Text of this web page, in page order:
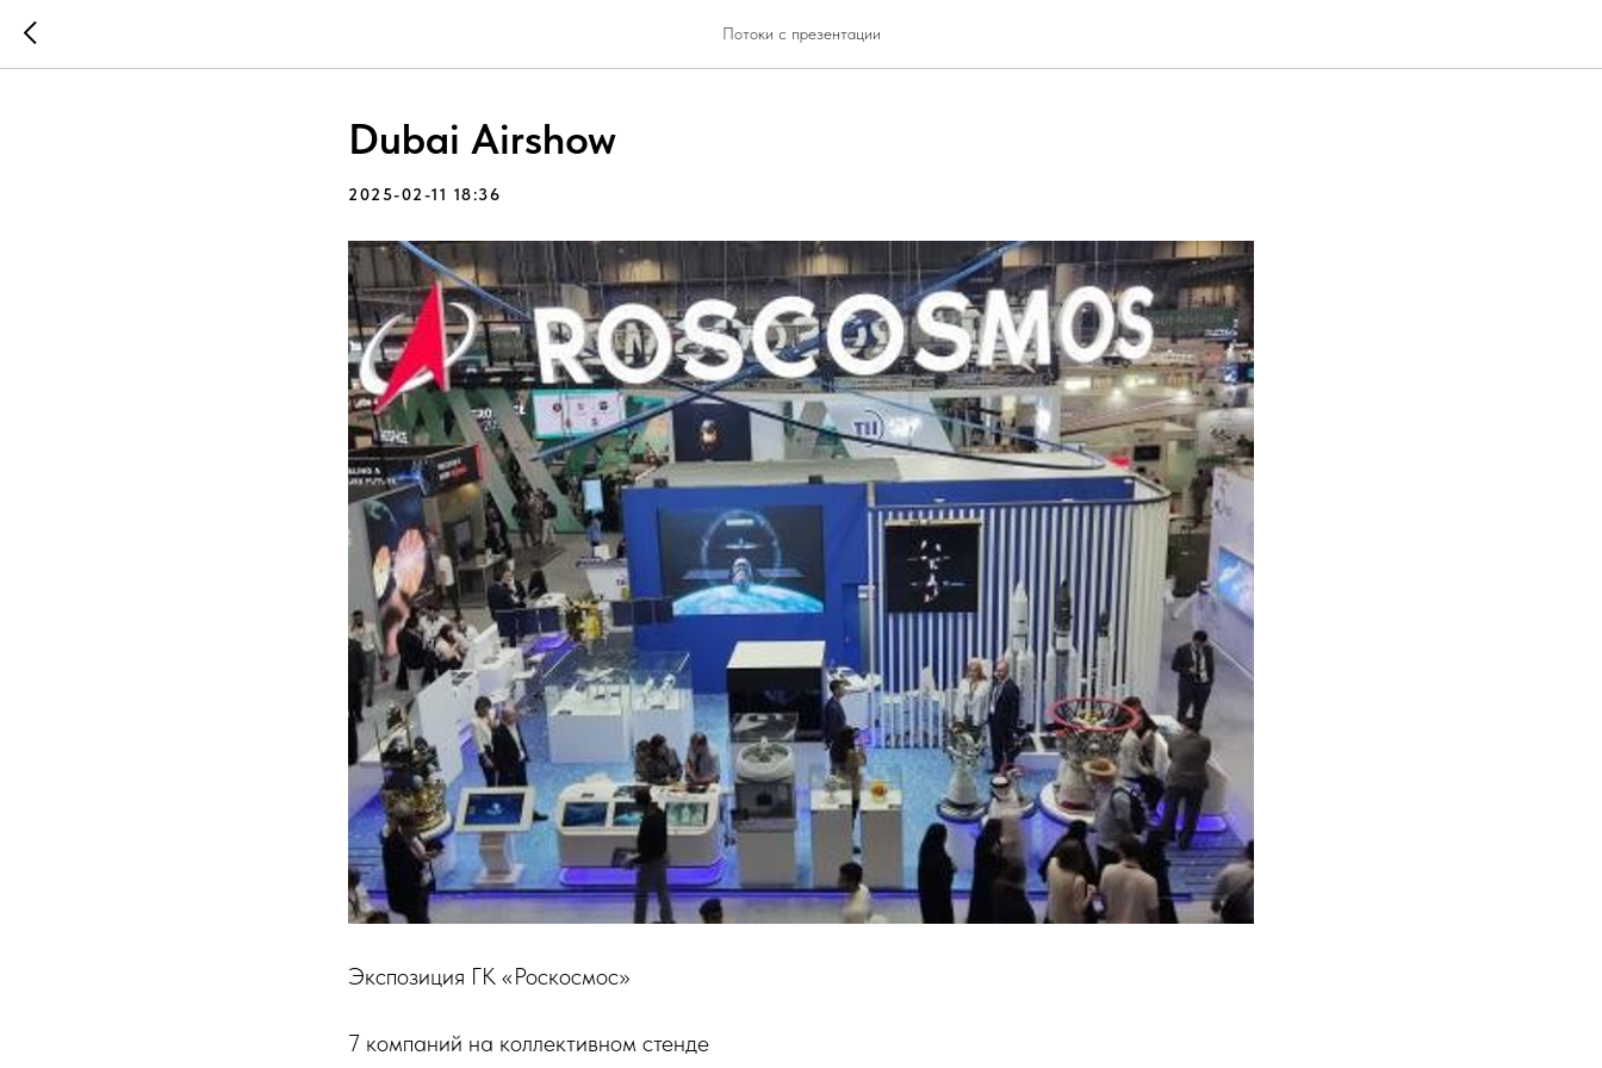
Потоки с презентации
Dubai Airshow
2025-02-11 18:36
Экспозиция ГК «Роскосмос»
7 компаний на коллективном стенде